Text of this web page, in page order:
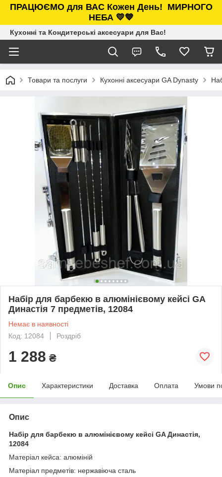
ПРАЦЮЄМО для ВАС Кожен День! МИРНОГО
НЕБА 💛💙
Кухонні та Кондитерські аксесуари для Вас!
Товари та послуги Кухонні аксесуари GA Dynasty
Набір для барбекю в алюмінієвому кейсі GA
Династія 7 предметів, 12084
Немає в наявності
Код: 12084
Роздріб
1 288 ₴
Опис Характеристики Доставка Оплата Умови
Опис
Набір для барбекю в алюмінієвому кейсі GA Династія,
12084
Матеріал кейса: алюміній
Матеріал предметів: нержавіюча сталь